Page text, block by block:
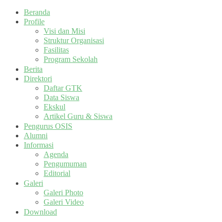
Beranda
Profile
Visi dan Misi
Struktur Organisasi
Fasilitas
Program Sekolah
Berita
Direktori
Daftar GTK
Data Siswa
Ekskul
Artikel Guru & Siswa
Pengurus OSIS
Alumni
Informasi
Agenda
Pengumuman
Editorial
Galeri
Galeri Photo
Galeri Video
Download